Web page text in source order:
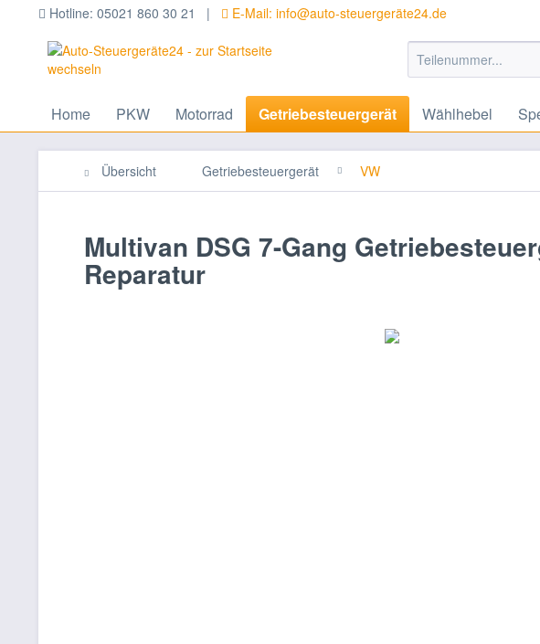
Hotline: 05021 860 30 21 | E-Mail: info@auto-steuergeräte24.de
Home PKW Motorrad Getriebesteuergerät Wählhebel
Übersicht Getriebesteuergerät VW
Multivan DSG 7-Gang
Reparatur